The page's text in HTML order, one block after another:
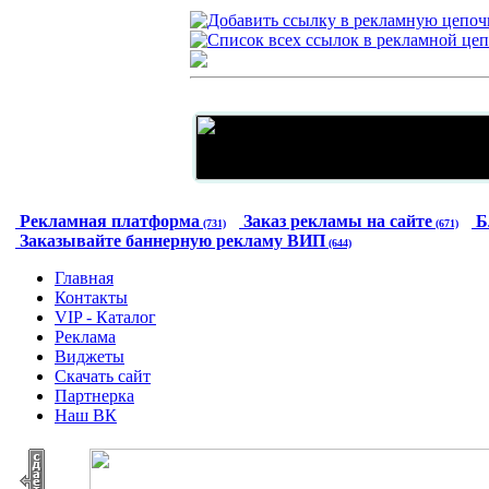
Рекламная платформа (731) Заказ рекламы на сайте (671)
Заказывайте баннерную рекламу ВИП (644)
Главная
Контакты
VIP - Каталог
Реклама
Виджеты
Скачать сайт
Партнерка
Наш ВК